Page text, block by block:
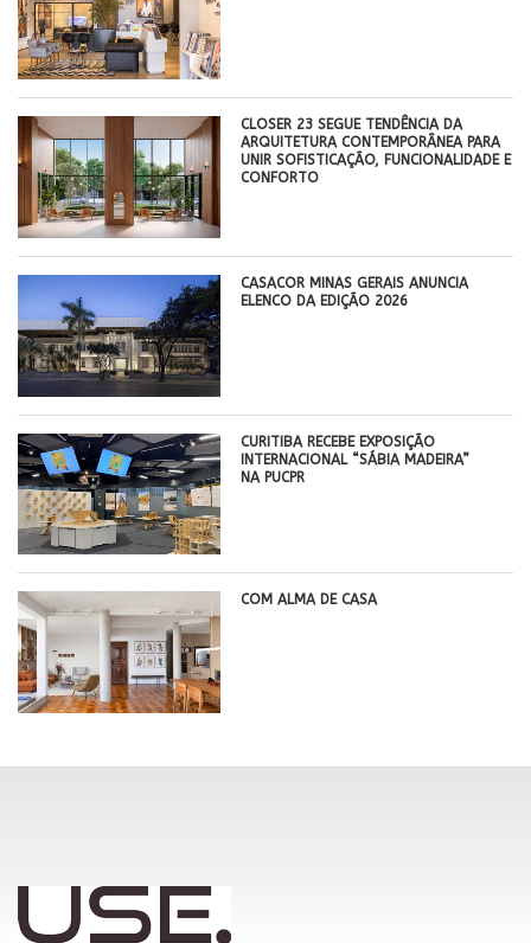
CLOSER 23 SEGUE TENDÊNCIA DA
ARQUITETURA CONTEMPORÂNEA PARA
UNIR SOFISTICAÇÃO, FUNCIONALIDADE E
CONFORTO
CASACOR MINAS GERAIS ANUNCIA
ELENCO DA EDIÇÃO 2026
CURITIBA RECEBE EXPOSIÇÃO
INTERNACIONAL “SÁBIA MADEIRA”
NA PUCPR
COM ALMA DE CASA